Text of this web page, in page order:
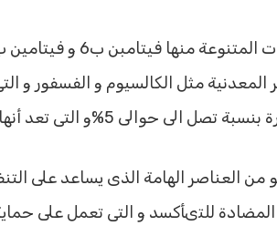
ب12 و التى يحتاج اليها الجسم باستمرار.
المعدنية مثل الكالسيوم و الفسفور و
و تحتوى على البعض من
من العناصر الهامة الذى يساعد على
للتىأكسد و التى تعمل على